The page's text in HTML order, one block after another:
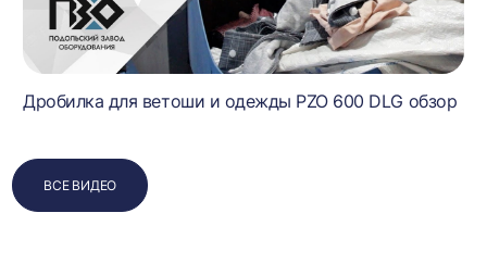
Дробилка для ветоши и одежды PZO 600 DLG обзор
ВСЕ ВИДЕО